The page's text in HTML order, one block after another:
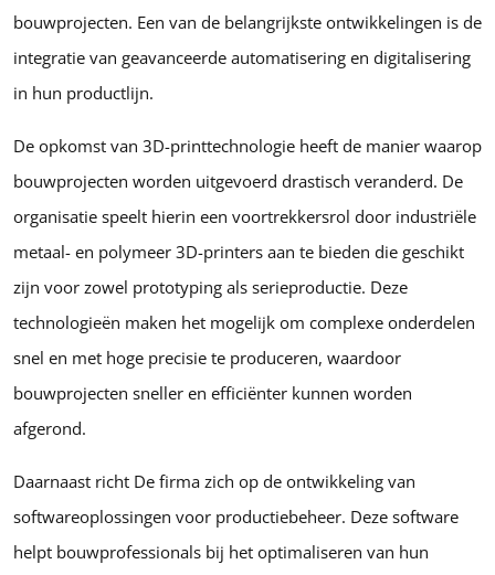
bouwprojecten. Een van de belangrijkste ontwikkelingen is de
integratie van geavanceerde automatisering en digitalisering
in hun productlijn.
De opkomst van 3D-printtechnologie heeft de manier waarop
bouwprojecten worden uitgevoerd drastisch veranderd. De
organisatie speelt hierin een voortrekkersrol door industriële
metaal- en polymeer 3D-printers aan te bieden die geschikt
zijn voor zowel prototyping als serieproductie. Deze
technologieën maken het mogelijk om complexe onderdelen
snel en met hoge precisie te produceren, waardoor
bouwprojecten sneller en efficiënter kunnen worden
afgerond.
Daarnaast richt De firma zich op de ontwikkeling van
softwareoplossingen voor productiebeheer. Deze software
helpt bouwprofessionals bij het optimaliseren van hun